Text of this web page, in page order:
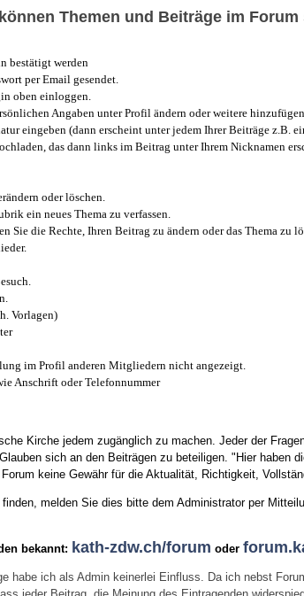
Themen und Beiträge im Forum
bestätigt werden
per Email gesendet.
oben einloggen.
Angaben unter Profil ändern oder weitere
eingeben (dann erscheint unter jedem Ihrer Beiträge z.B.
das dann links im Beitrag unter Ihrem Nicknamen
oder löschen.
ein neues Thema zu verfassen.
Sie die Rechte, Ihren Beitrag zu ändern oder das Thema zu
Vorlagen)
im Profil anderen Mitgliedern nicht angezeigt.
Anschrift oder Telefonnummer
Kirche jedem zugänglich zu machen. Jeder der
sich an den Beiträgen zu beteiligen. "Hier haben
keine Gewähr für die Aktualität, Richtigkeit,
melden Sie dies bitte dem Administrator per
bekannt: kath-zdw.ch/forum oder
habe ich als Admin keinerlei Einfluss. Da ich nebst